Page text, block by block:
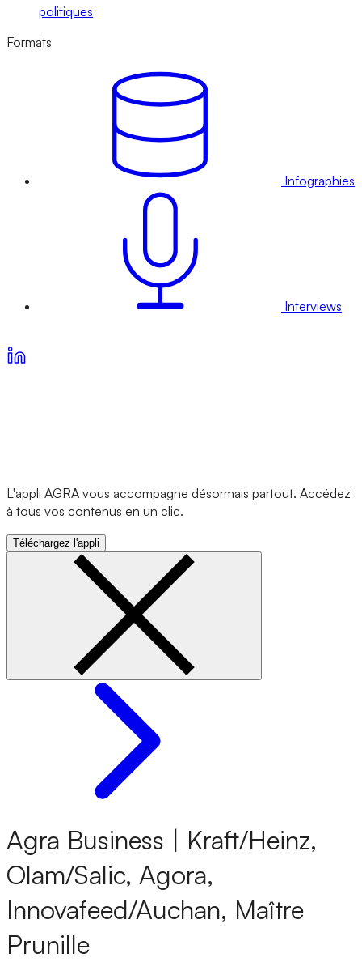
politiques
Formats
Infographies
Interviews
L'appli AGRA vous accompagne désormais partout. Accédez
à tous vos contenus en un clic.
Téléchargez l'appli
Agra Business | Kraft/Heinz,
Olam/Salic, Agora,
Innovafeed/Auchan, Maître
Prunille